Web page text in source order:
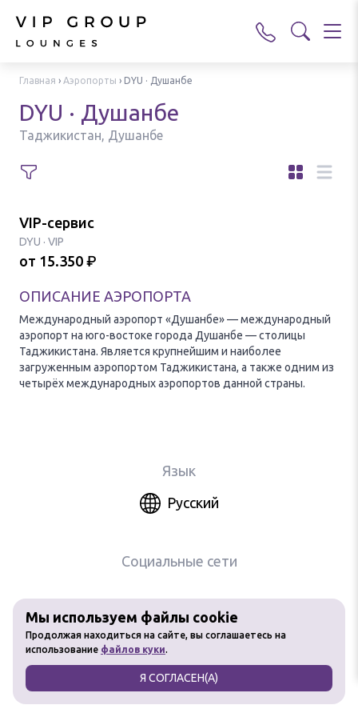
Главная › Аэропорты › DYU · Душанбе
DYU · Душанбе
Таджикистан, Душанбе
VIP-сервис
DYU · VIP
от 15.350 ₽
ОПИСАНИЕ АЭРОПОРТА
Международный аэропорт «Душанбе» — международный
аэропорт на юго-востоке города Душанбе — столицы
Таджикистана. Является крупнейшим и наиболее
загруженным аэропортом Таджикистана, а также одним из
четырёх международных аэропортов данной страны.
Мы используем файлы cookie
Продолжая находиться на сайте, вы соглашаетесь на
использование файлов куки.
Я СОГЛАСЕН(А)
Язык
Русский
Социальные сети
Любое использование материалов
сайта без разрешения запрещено